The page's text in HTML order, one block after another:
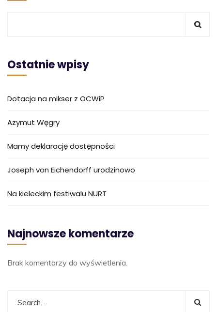
Ostatnie wpisy
Dotacja na mikser z OCWiP
Azymut Węgry
Mamy deklarację dostępności
Joseph von Eichendorff urodzinowo
Na kieleckim festiwalu NURT
Najnowsze komentarze
Brak komentarzy do wyświetlenia.